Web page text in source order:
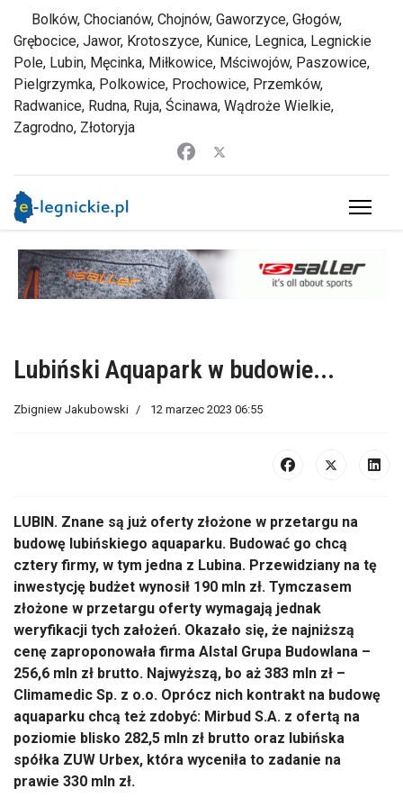
Bolków, Chocianów, Chojnów, Gaworzyce, Głogów,
Grębocice, Jawor, Krotoszyce, Kunice, Legnica, Legnickie
Pole, Lubin, Męcinka, Miłkowice, Mściwojów, Paszowice,
Pielgrzymka, Polkowice, Prochowice, Przemków,
Radwanice, Rudna, Ruja, Ścinawa, Wądroże Wielkie,
Zagrodno, Złotoryja
Lubiński Aquapark w budowie...
Zbigniew Jakubowski 12 marzec 2023 06:55
LUBIN. Znane są już oferty złożone w przetargu na
budowę lubińskiego aquaparku. Budować go chcą
cztery firmy, w tym jedna z Lubina. Przewidziany na tę
inwestycję budżet wynosił 190 mln zł. Tymczasem
złożone w przetargu oferty wymagają jednak
weryfikacji tych założeń. Okazało się, że najniższą
cenę zaproponowała firma Alstal Grupa Budowlana –
256,6 mln zł brutto. Najwyższą, bo aż 383 mln zł –
Climamedic Sp. z o.o. Oprócz nich kontrakt na budowę
aquaparku chcą też zdobyć: Mirbud S.A. z ofertą na
poziomie blisko 282,5 mln zł brutto oraz lubińska
spółka ZUW Urbex, która wyceniła to zadanie na
prawie 330 mln zł.